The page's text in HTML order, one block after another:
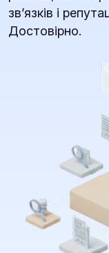
зв’язків і
Достовірно.